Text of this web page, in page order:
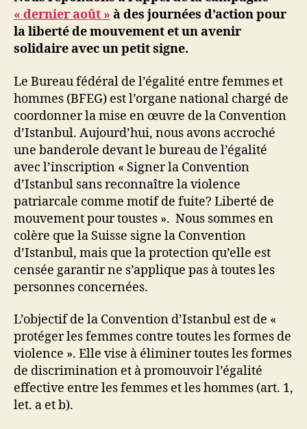
« dernier août » à des journées d’action pour
la liberté de mouvement et un avenir
solidaire avec un petit signe.
Le Bureau fédéral de l’égalité entre femmes et
hommes (BFEG) est l’organe national chargé de
coordonner la mise en œuvre de la Convention
d’Istanbul. Aujourd’hui, nous avons accroché
une banderole devant le bureau de l’égalité
avec l’inscription « Signer la Convention
d’Istanbul sans reconnaître la violence
patriarcale comme motif de fuite? Liberté de
mouvement pour toustes ». Nous sommes en
colère que la Suisse signe la Convention
d’Istanbul, mais que la protection qu’elle est
censée garantir ne s’applique pas à toutes les
personnes concernées.
L’objectif de la Convention d’Istanbul est de «
protéger les femmes contre toutes les formes de
violence ». Elle vise à éliminer toutes les formes
de discrimination et à promouvoir l’égalité
effective entre les femmes et les hommes (art. 1,
let. a et b).